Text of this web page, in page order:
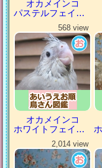
オカメインコ
パステルフェイスルチノー
568 view
オカメインコ
ホワイトフェイスシナモン
2,014 view